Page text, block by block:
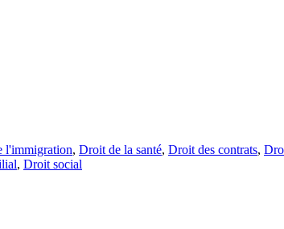
l'immigration, Droit de la santé, Droit des contrats,
, Droit social